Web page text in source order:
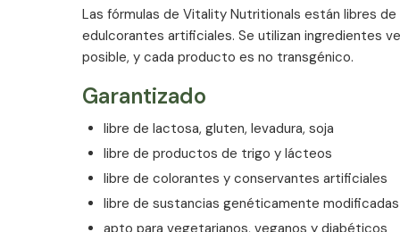
Ingredientes
Triglicéridos de Cadena Media (de Coco y Colza),
(Vitamina K2 todo-trans MK7 K2VITAL®) / Apto para
Vegetarianos y Veganos.
Las fórmulas de Vitality Nutritionals están libres
edulcorantes artificiales. Se utilizan ingredientes
posible, y cada producto es no transgénico.
Garantizado
libre de lactosa, gluten, levadura, soja
libre de productos de trigo y lácteos
libre de colorantes y conservantes artificiales
libre de sustancias genéticamente modificadas